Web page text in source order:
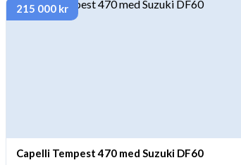
215 000 kr
Capelli Tempest 470 med Suzuki DF60